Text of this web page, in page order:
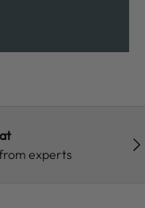
experts